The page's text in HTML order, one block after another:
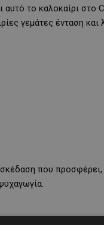
το καλοκαίρι στο
γεμάτες ένταση και
που